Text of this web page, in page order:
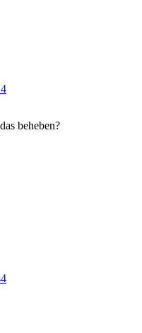
beheben?